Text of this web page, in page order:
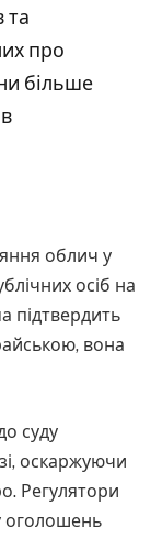
та
про
більше
облич у
осіб на
підтвердить
вона
суду
оскаржуючи
Регулятори
оголошень